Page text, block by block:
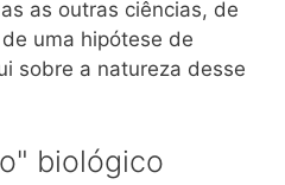
as outras ciências, de
uma hipótese de
sobre a natureza desse
biológico